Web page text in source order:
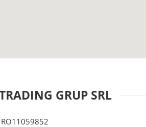
GRUP SRL
RO11059852